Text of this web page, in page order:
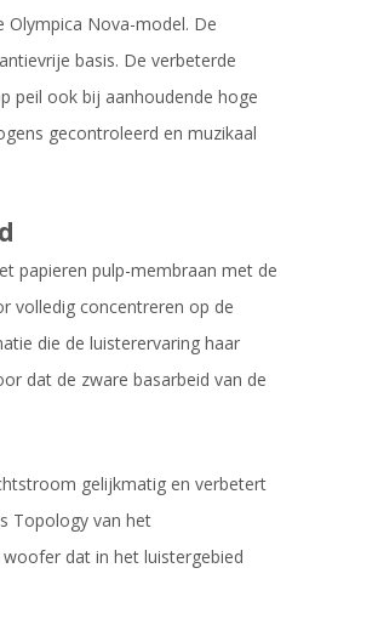
Nova-model. De
basis. De verbeterde
peil ook bij aanhoudende hoge
gecontroleerd en muzikaal
papieren pulp-membraan met de
volledig concentreren op de
die de luisterervaring haar
dat de zware basarbeid van de
gelijkmatig en verbetert
Topology van het
dat in het luistergebied